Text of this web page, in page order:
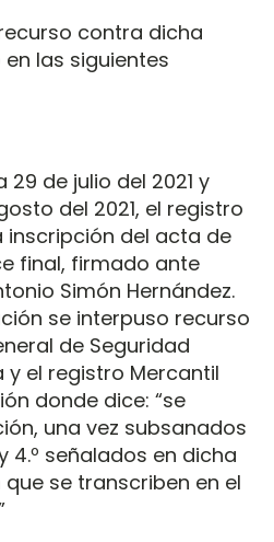
contra dicha
las siguientes
de julio del 2021 y
del 2021, el registro
inscripción del acta de
final, firmado ante
Simón Hernández.
se interpuso recurso
de Seguridad
y el registro Mercantil
donde dice: “se
una vez subsanados
4.º señalados en dicha
se transcriben en el